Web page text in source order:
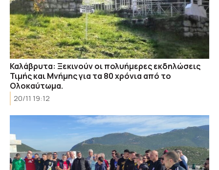
Καλάβρυτα: Ξεκινούν οι πολυήμερες εκδηλώσεις
Τιμής και Μνήμης για τα 80 χρόνια από το
Ολοκαύτωμα.
20/11 19:12